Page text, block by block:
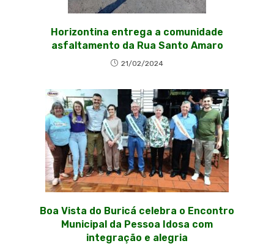
Horizontina entrega a comunidade
asfaltamento da Rua Santo Amaro
21/02/2024
Boa Vista do Buricá celebra o Encontro
Municipal da Pessoa Idosa com
integração e alegria